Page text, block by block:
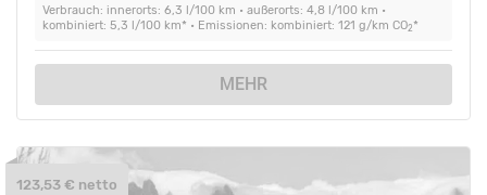
Verbrauch: innerorts: 6,3 l/100 km • außerorts: 4,8 l/100 km •
kombiniert: 5,3 l/100 km* • Emissionen: kombiniert: 121 g/km CO2*
MEHR
123,53 € netto